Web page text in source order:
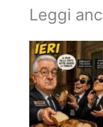
Leggi